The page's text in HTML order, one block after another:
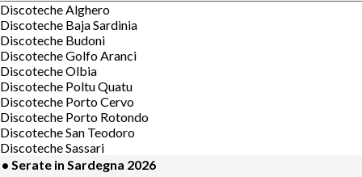
Discoteche Alghero
Discoteche Baja Sardinia
Discoteche Budoni
Discoteche Golfo Aranci
Discoteche Olbia
Discoteche Poltu Quatu
Discoteche Porto Cervo
Discoteche Porto Rotondo
Discoteche San Teodoro
Discoteche Sassari
• Serate in Sardegna 2026